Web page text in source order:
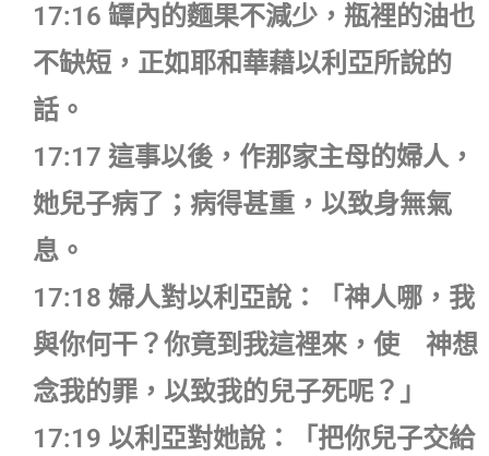
17:16 罈內的麵果不減少，瓶裡的油也
不缺短，正如耶和華藉以利亞所說的
話。
17:17 這事以後，作那家主母的婦人，
她兒子病了；病得甚重，以致身無氣
息。
17:18 婦人對以利亞說：「神人哪，我
與你何干？你竟到我這裡來，使 神想
念我的罪，以致我的兒子死呢？」
17:19 以利亞對她說：「把你兒子交給